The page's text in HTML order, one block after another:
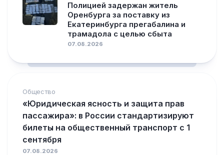
Полицией задержан житель
Оренбурга за поставку из
Екатеринбурга прегабалина и
трамадола с целью сбыта
07.08.2026
Общество
«Юридическая ясность и защита прав
пассажира»: в России стандартизируют
билеты на общественный транспорт с 1
сентября
07.08.2026